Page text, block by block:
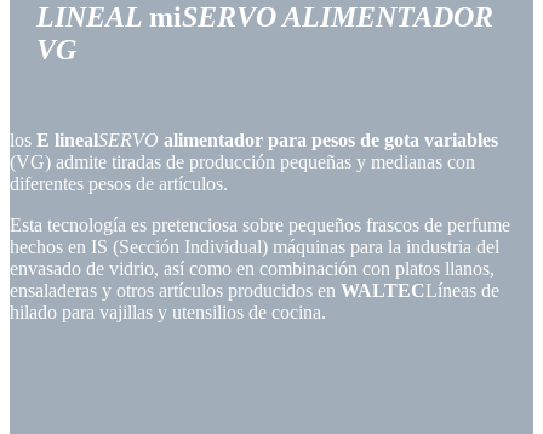
LINEAL miSERVOALIMENTADOR
VG
los E linealSERVO alimentador para pesos de gota variables
(VG) admite tiradas de producción pequeñas y medianas con
diferentes pesos de artículos.
Esta tecnología es pretenciosa sobre pequeños frascos de perfume
hechos en IS (Sección Individual) máquinas para la industria del
envasado de vidrio, así como en combinación con platos llanos,
ensaladeras y otros artículos producidos en WALTECLíneas de
hilado para vajillas y utensilios de cocina.